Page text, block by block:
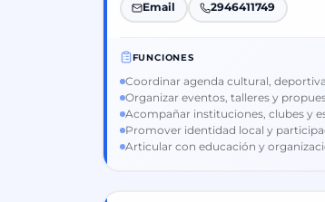
Email 2946411749
FUNCIONES
Coordinar agenda cultural,
Organizar eventos, talleres y
Acompañar instituciones, clubes y
Promover identidad local y
Articular con educación y